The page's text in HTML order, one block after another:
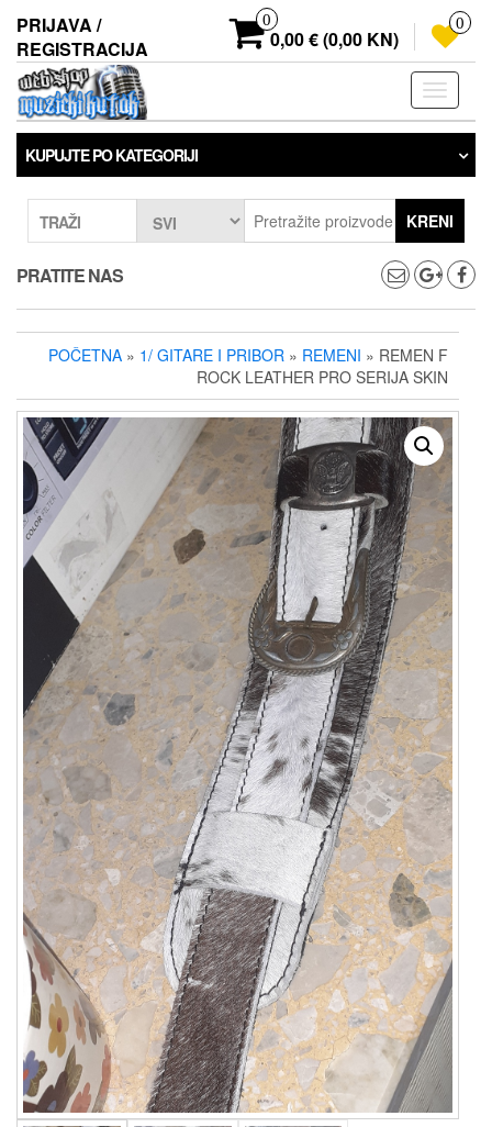
sadržaj
PRIJAVA /
REGISTRACIJA
0
0,00 € (0,00 KN)
0
KUPUJTE PO KATEGORIJI
TRAŽI KRENI
PRATITE NAS
POČETNA » 1/ GITARE I PRIBOR » REMENI » REMEN F
ROCK LEATHER PRO SERIJA SKIN